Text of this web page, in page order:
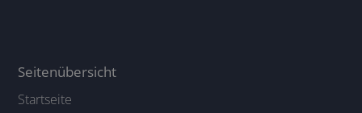
Seitenübersicht
Startseite